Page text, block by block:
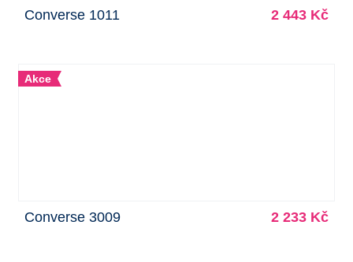
Converse 1011 2 443 Kč
Akce
Converse 3009 2 233 Kč